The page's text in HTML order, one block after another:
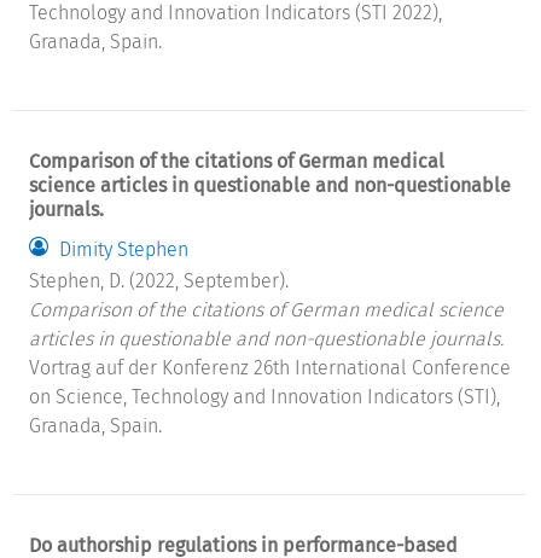
Technology and Innovation Indicators (STI 2022),
Granada, Spain.
Comparison of the citations of German medical
science articles in questionable and non-questionable
journals.
Dimity Stephen
Stephen, D. (2022, September).
Comparison of the citations of German medical science
articles in questionable and non-questionable journals.
Vortrag auf der Konferenz 26th International Conference
on Science, Technology and Innovation Indicators (STI),
Granada, Spain.
Do authorship regulations in performance-based